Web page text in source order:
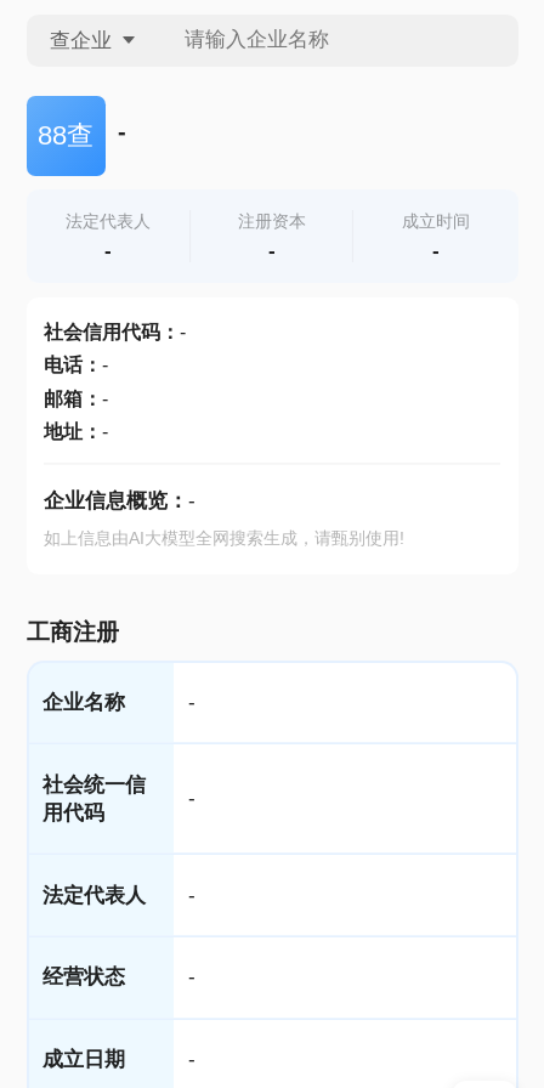
查企业
查企业
查产地
88查 -
法定代表人
-
注册资本
-
成立时间
-
社会信用代码： -
电话： -
邮箱： -
地址： -
企业信息概览： -
如上信息由AI大模型全网搜索生成，请甄别使用!
工商注册
企业名称 -
社会统一信
用代码
-
法定代表人 -
经营状态 -
成立日期 -